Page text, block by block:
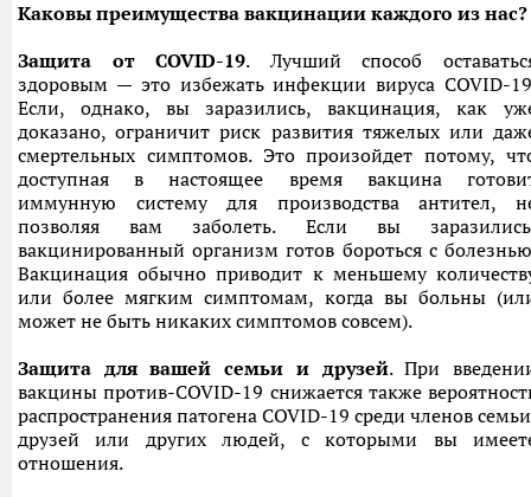
Каковы преимущества вакцинации каждого из нас?
Защита от COVID-19. Лучший способ
здоровым — это избежать инфекции вируса COVID-
Если, однако, вы заразились, вакцинация, как
доказано, ограничит риск развития тяжелых или
смертельных симптомов. Это произойдет потому,
доступная в настоящее время вакцина
иммунную систему для производства антител,
позволяя вам заболеть. Если вы
вакцинированный организм готов бороться с
Вакцинация обычно приводит к меньшему
или более мягким симптомам, когда вы больны
может не быть никаких симптомов совсем).
Защита для вашей семьи и друзей. При
вакцины против-COVID-19 снижается также
распространения патогена COVID-19 среди членов
друзей или других людей, с которыми вы
отношения.